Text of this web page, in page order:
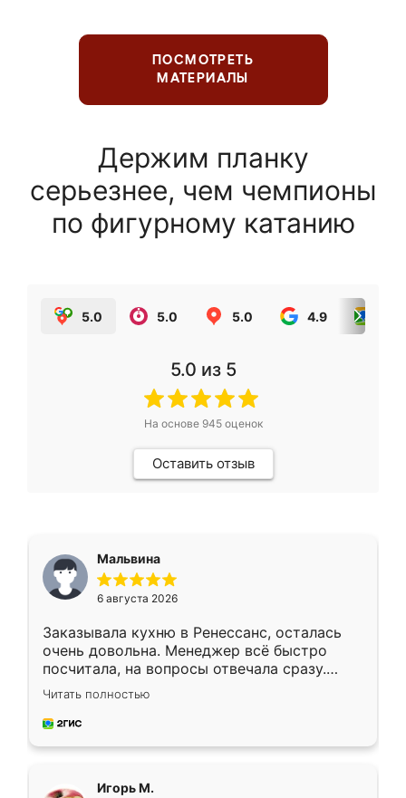
ПОСМОТРЕТЬ
МАТЕРИАЛЫ
Держим планку
серьезнее, чем чемпионы
по фигурному катанию
5.0 5.0 5.0 4.9
5.0 из 5
На основе 945оценок
Оставить отзыв
Мальвина
6 августа 2026
Заказывала кухню в Ренессанс, осталась
очень довольна. Менеджер всё быстро
посчитала, на вопросы отвечала сразу.
Замерщик приехал в субботу, подошёл к
делу со всей ответственностью. Собрали
за день, ребята работали аккуратно, даже
Читать полностью
Игорь М.